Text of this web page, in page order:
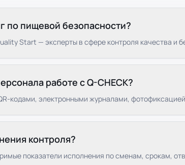
по пищевой безопасности?
Start — эксперты в сфере контроля качества и
работе с Q-CHECK?
кодами, электронными журналами,
контроля?
показатели исполнения по сменам, срокам,